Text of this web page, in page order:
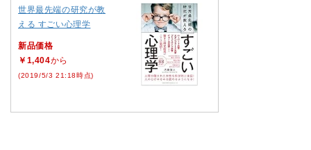
世界最先端の研究が教
える すごい心理学
新品価格
￥1,404から
(2019/5/3 21:18時点)